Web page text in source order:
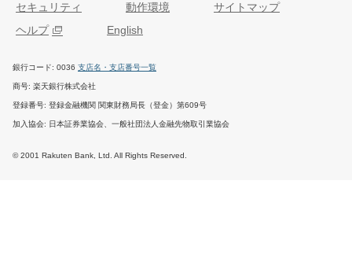
セキュリティ 動作環境
サイトマップ
ヘルプ
English
銀行コード 0036 支店名・支店番号一覧
商号 楽天銀行株式会社
登録番号 登録金融機関 関東財務局長（登金）第609号
加入協会 日本証券業協会、一般社団法人金融先物取引業協会
© 2001 Rakuten Bank, Ltd. All Rights Reserved.